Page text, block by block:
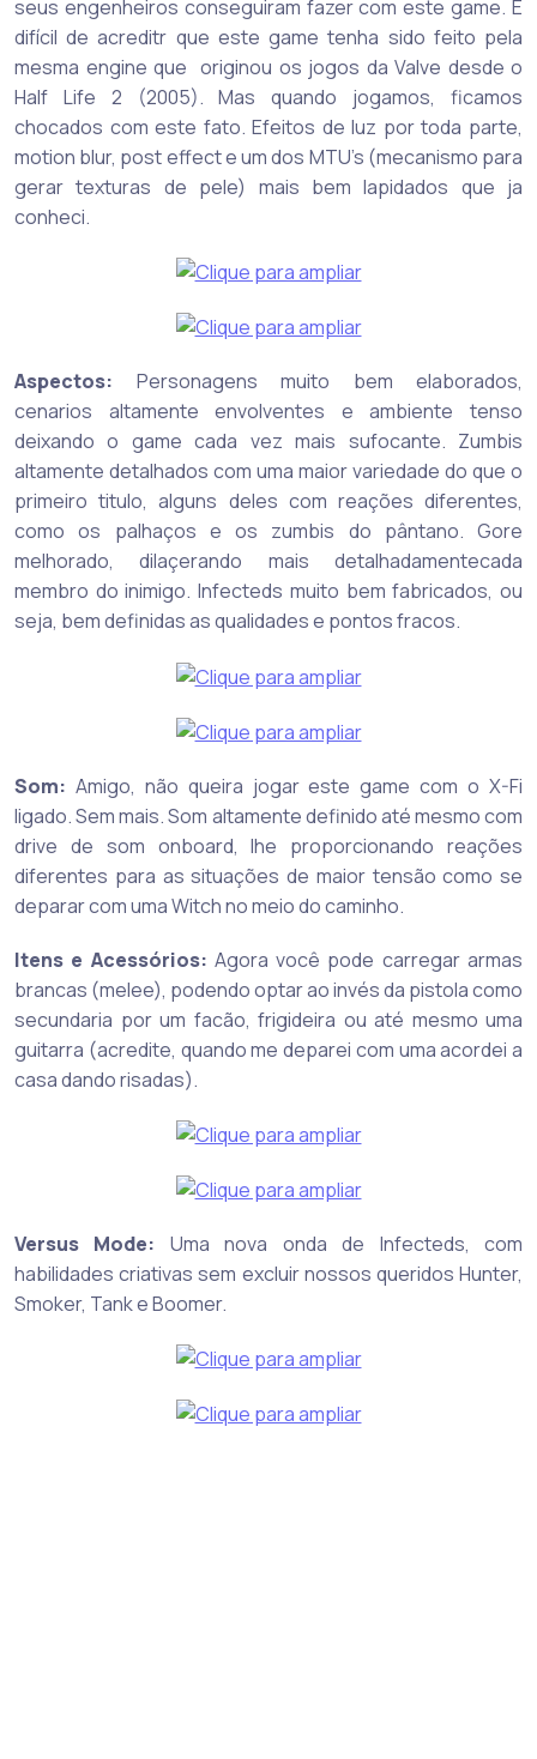
seus engenheiros conseguiram fazer com este game. É
difícil de acreditr que este game tenha sido feito pela
mesma engine que originou os jogos da Valve desde o
Half Life 2 (2005). Mas quando jogamos, ficamos
chocados com este fato. Efeitos de luz por toda parte,
motion blur, post effect e um dos MTU’s (mecanismo para
gerar texturas de pele) mais bem lapidados que ja
conheci.
Aspectos: Personagens muito bem elaborados,
cenarios altamente envolventes e ambiente tenso
deixando o game cada vez mais sufocante. Zumbis
altamente detalhados com uma maior variedade do que o
primeiro titulo, alguns deles com reações diferentes,
como os palhaços e os zumbis do pântano. Gore
melhorado, dilaçerando mais detalhadamentecada
membro do inimigo. Infecteds muito bem fabricados, ou
seja, bem definidas as qualidades e pontos fracos.
Som: Amigo, não queira jogar este game com o X-Fi
ligado. Sem mais. Som altamente definido até mesmo com
drive de som onboard, lhe proporcionando reações
diferentes para as situações de maior tensão como se
deparar com uma Witch no meio do caminho.
Itens e Acessórios: Agora você pode carregar armas
brancas (melee), podendo optar ao invés da pistola como
secundaria por um facão, frigideira ou até mesmo uma
guitarra (acredite, quando me deparei com uma acordei a
casa dando risadas).
Versus Mode: Uma nova onda de Infecteds, com
habilidades criativas sem excluir nossos queridos Hunter,
Smoker, Tank e Boomer.